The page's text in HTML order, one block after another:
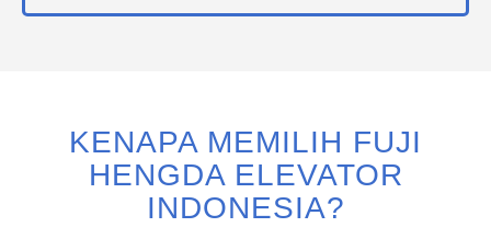
KENAPA MEMILIH FUJI
HENGDA ELEVATOR
INDONESIA?